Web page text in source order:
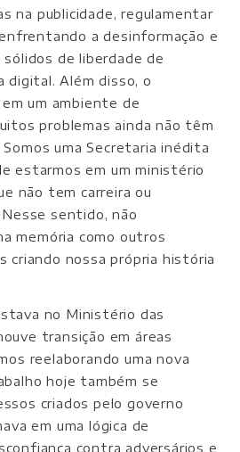
na publicidade, regulamentar
a desinformação e
de liberdade de
digital. Além disso, o
um ambiente de
problemas ainda não têm
uma Secretaria inédita
estarmos em um ministério
não tem carreira ou
sentido, não
memória como outros
criando nossa própria história
no Ministério das
transição em áreas
reelaborando uma nova
hoje também se
criados pelo governo
em uma lógica de
contra adversários e